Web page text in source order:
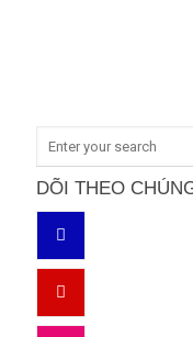
DÕI THEO